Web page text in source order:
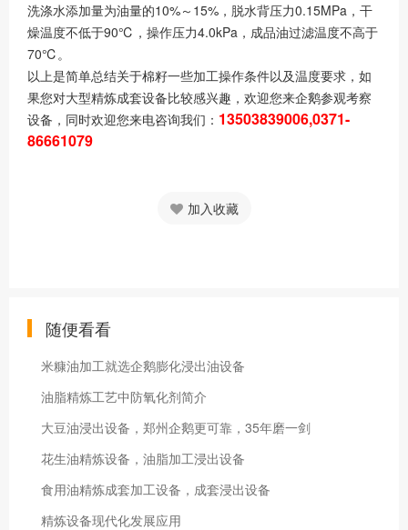
洗涤水添加量为油量的10%～15%，脱水背压力0.15MPa，干
燥温度不低于90℃，操作压力4.0kPa，成品油过滤温度不高于
70℃。
以上是简单总结关于棉籽一些加工操作条件以及温度要求，如
果您对大型精炼成套设备比较感兴趣，欢迎您来企鹅参观考察
设备，同时欢迎您来电咨询我们： 13503839006,0371-
86661079
加入收藏
随便看看
米糠油加工就选企鹅膨化浸出油设备
油脂精炼工艺中防氧化剂简介
大豆油浸出设备，郑州企鹅更可靠，35年磨一剑
花生油精炼设备，油脂加工浸出设备
食用油精炼成套加工设备，成套浸出设备
精炼设备现代化发展应用